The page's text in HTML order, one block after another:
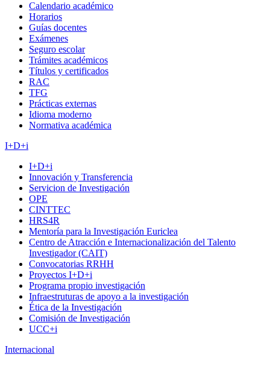
Calendario académico
Horarios
Guías docentes
Exámenes
Seguro escolar
Trámites académicos
Títulos y certificados
RAC
TFG
Prácticas externas
Idioma moderno
Normativa académica
I+D+i
I+D+i
Innovación y Transferencia
Servicion de Investigación
OPE
CINTTEC
HRS4R
Mentoría para la Investigación Euriclea
Centro de Atracción e Internacionalización del Talento
Investigador (CAIT)
Convocatorias RRHH
Proyectos I+D+i
Programa propio investigación
Infraestruturas de apoyo a la investigación
Ética de la Investigación
Comisión de Investigación
UCC+i
Internacional